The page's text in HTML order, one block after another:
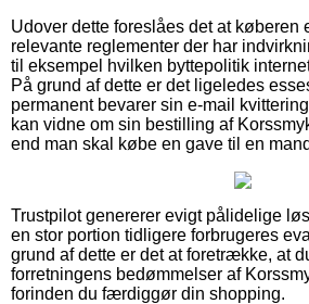
Udover dette foreslåes det at køberen
relevante reglementer der har
til eksempel hvilken byttepolitik
På grund af dette er det ligeledes
permanent bevarer sin e-mail
kan vidne om sin bestilling af
end man skal købe en gave til en
Trustpilot genererer evigt pålidelige
en stor portion tidligere forbrugeres
grund af dette er det at foretrække, at
forretningens bedømmelser af
forinden du færdiggør din shopping.